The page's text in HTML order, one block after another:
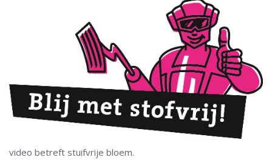
video betreft stuifvrije bloem.